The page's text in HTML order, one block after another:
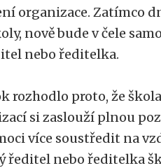
organizace. Zatímco
nově bude v čele
nebo ředitelka.
rozhodlo proto, že
si zaslouží plnou
více soustředit na
ředitel nebo ředitelka